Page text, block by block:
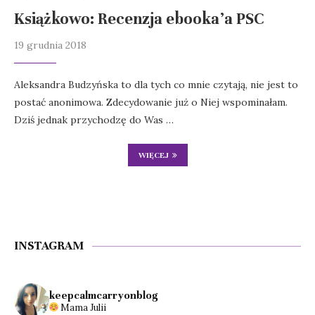
Książkowo: Recenzja ebooka’a PSC
19 grudnia 2018
Aleksandra Budzyńska to dla tych co mnie czytają, nie jest to
postać anonimowa. Zdecydowanie już o Niej wspominałam.
Dziś jednak przychodzę do Was …
WIĘCEJ
INSTAGRAM
keepcalmcarryonblog
Mama Julii